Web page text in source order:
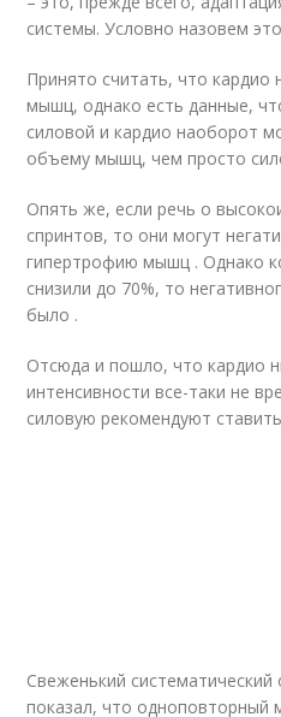
системы. Условно назовем
Принято считать, что
мышц, однако есть данные,
силовой и кардио наоборот
объему мышц, чем просто
Опять же, если речь о
спринтов, то они могут
гипертрофию мышц . Однако
снизили до 70%, то
было .
Отсюда и пошло, что кардио
интенсивности все-таки не
силовую рекомендуют
Свеженький
показал, что одноповторный